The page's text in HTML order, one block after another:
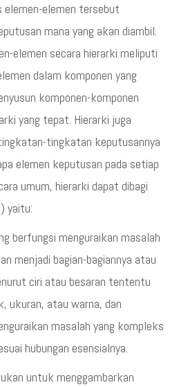
elemen-elemen tersebut
mana yang akan diambil.
elemen secara hierarki meliputi
dalam komponen yang
komponen-komponen
yang tepat. Hierarki juga
tingkatan keputusannya
elemen keputusan pada setiap
umum, hierarki dapat dibagi
yaitu:
berfungsi menguraikan masalah
menjadi bagian-bagiannya atau
ciri atau besaran tententu
ukuran, atau warna, dan
masalah yang kompleks
hubungan esensialnya.
untuk menggambarkan